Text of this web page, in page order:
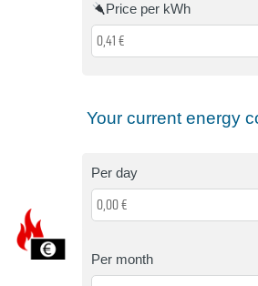
Price per kWh
Your current energy
Per day
Per month